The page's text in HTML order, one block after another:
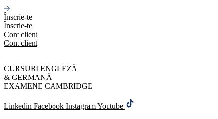
Înscrie-te
Înscrie-te
Cont client
Cont client
CURSURI ENGLEZĂ
& GERMANĂ
EXAMENE CAMBRIDGE
Linkedin Facebook InstagramYoutube